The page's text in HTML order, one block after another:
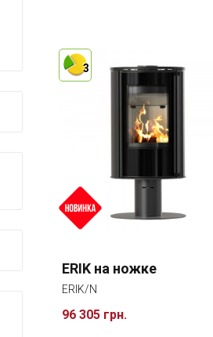
3
ERIK на ножке
ERIK/N
96 305 грн.